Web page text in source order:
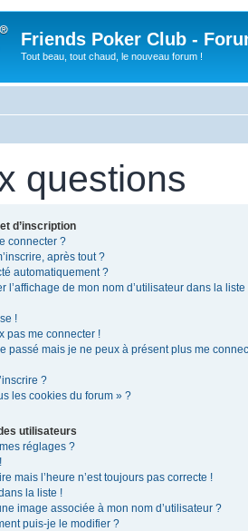
Friends Poker Club -
Tout beau, tout chaud, le nouveau forum !
questions
d’inscription
connecter ?
après tout ?
automatiquement ?
l’affichage de mon nom d’utilisateur dans la liste
!
pas me connecter !
passé mais je ne peux à présent plus me
?
les cookies du forum » ?
utilisateurs
réglages ?
mais l’heure n’est toujours pas correcte !
la liste !
image associée à mon nom d’utilisateur ?
puis-je le modifier ?